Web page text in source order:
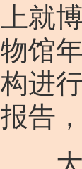
上就
物馆
构进
报告